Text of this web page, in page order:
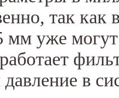
так
мм уже
в